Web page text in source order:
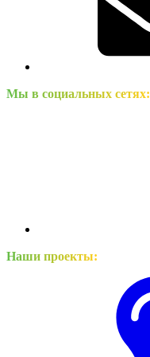
Мы в социальных сетях:
Наши проекты: